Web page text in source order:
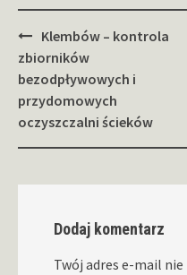
Zobacz
wpisy
Klembów – kontrola
zbiorników
bezodpływowych i
przydomowych
oczyszczalni ścieków
Dodaj komentarz
Twój adres e-mail